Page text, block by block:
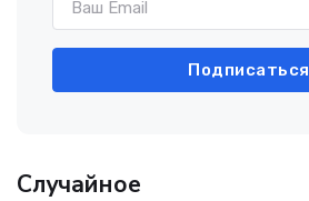
Подписаться
Случайное